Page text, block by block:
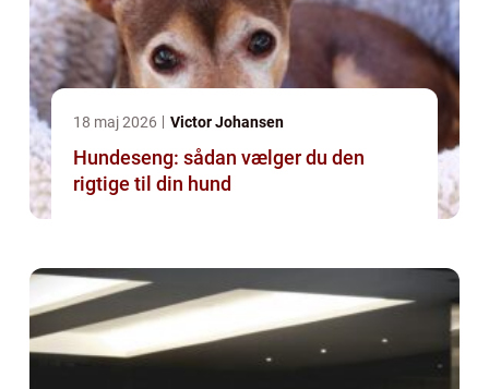
18 maj 2026 Victor Johansen
Hundeseng: sådan vælger du den
rigtige til din hund